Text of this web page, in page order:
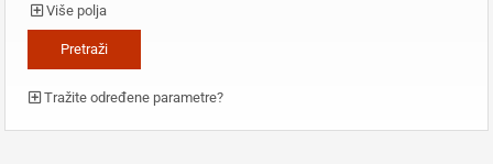
Više polja
Tražite određene parametre?